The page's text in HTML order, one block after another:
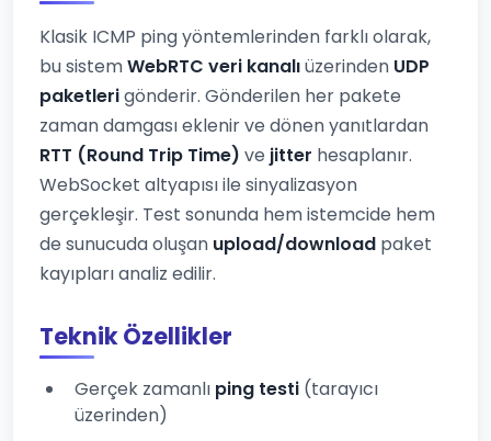
Klasik ICMP ping yöntemlerinden farklı olarak,
bu sistemWebRTC veri kanalıüzerinden UDP
paketlerigönderir. Gönderilen her pakete
zaman damgası eklenir ve dönen yanıtlardan
RTT (Round Trip Time) ve jitter hesaplanır.
WebSocket altyapısı ile sinyalizasyon
gerçekleşir. Test sonunda hem istemcide hem
de sunucuda oluşan upload/download paket
kayıpları analiz edilir.
Teknik Özellikler
Gerçek zamanlı ping testi (tarayıcı
üzerinden)